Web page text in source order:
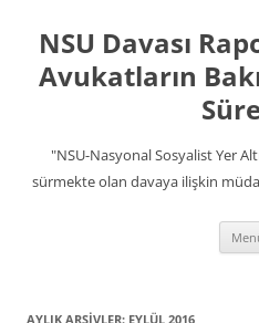
NSU Davası
Avukatların
"NSU-Nasyonal Sosyalist Yer
sürmekte olan davaya ilişkin
AYLIK ARŞIVLER: EYLÜL 2016